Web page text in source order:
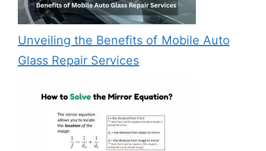
Unveiling the Benefits of Mobile Auto
Glass Repair Services